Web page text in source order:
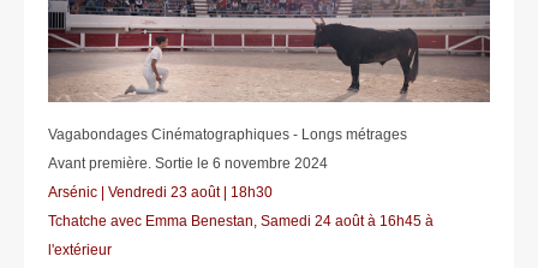
Vagabondages Cinématographiques - Longs métrages
Avant première. Sortie le 6 novembre 2024
Arsénic | Vendredi 23 août | 18h30
Tchatche avec Emma Benestan, Samedi 24 août à 16h45 à
l'extérieur